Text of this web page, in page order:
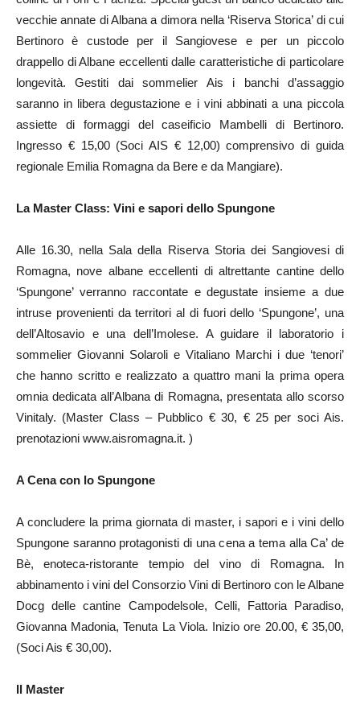
vecchie annate di Albana a dimora nella ‘Riserva Storica’ di cui
Bertinoro è custode per il Sangiovese e per un piccolo
drappello di Albane eccellenti dalle caratteristiche di particolare
longevità. Gestiti dai sommelier Ais i banchi d’assaggio
saranno in libera degustazione e i vini abbinati a una piccola
assiette di formaggi del caseificio Mambelli di Bertinoro.
Ingresso € 15,00 (Soci AIS € 12,00) comprensivo di guida
regionale Emilia Romagna da Bere e da Mangiare).
La Master Class: Vini e sapori dello Spungone
Alle 16.30, nella Sala della Riserva Storia dei Sangiovesi di
Romagna, nove albane eccellenti di altrettante cantine dello
‘Spungone’ verranno raccontate e degustate insieme a due
intruse provenienti da territori al di fuori dello ‘Spungone’, una
dell’Altosavio e una dell’Imolese. A guidare il laboratorio i
sommelier Giovanni Solaroli e Vitaliano Marchi i due ‘tenori’
che hanno scritto e realizzato a quattro mani la prima opera
omnia dedicata all’Albana di Romagna, presentata allo scorso
Vinitaly. (Master Class – Pubblico € 30, € 25 per soci Ais.
prenotazioni www.aisromagna.it. )
A Cena con lo Spungone
A concludere la prima giornata di master, i sapori e i vini dello
Spungone saranno protagonisti di una cena a tema alla Ca’ de
Bè, enoteca-ristorante tempio del vino di Romagna. In
abbinamento i vini del Consorzio Vini di Bertinoro con le Albane
Docg delle cantine Campodelsole, Celli, Fattoria Paradiso,
Giovanna Madonia, Tenuta La Viola. Inizio ore 20.00, € 35,00,
(Soci Ais € 30,00).
Il Master